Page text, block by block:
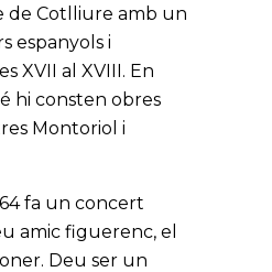
de Cotlliure amb un
espanyols i
XVII al XVIII. En
hi consten obres
Montoriol i
fa un concert
amic figuerenc, el
Deu ser un